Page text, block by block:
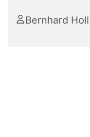
Bernhard Holl